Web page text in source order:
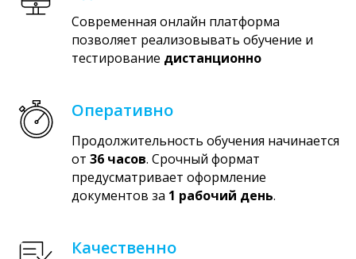
Современная онлайн платформа
позволяет реализовывать обучение и
тестирование дистанционно
Оперативно
Продолжительность обучения начинается
от 36 часов. Срочный формат
предусматривает оформление
документов за 1 рабочий день.
Качественно